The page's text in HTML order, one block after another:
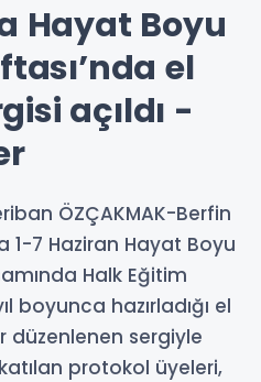
Hayat Boyu
el
açıldı -
ÖZÇAKMAK-Berfin
1-7 Haziran Hayat Boyu
Halk Eğitim
boyunca hazırladığı el
düzenlenen sergiyle
katılan protokol üyeleri,